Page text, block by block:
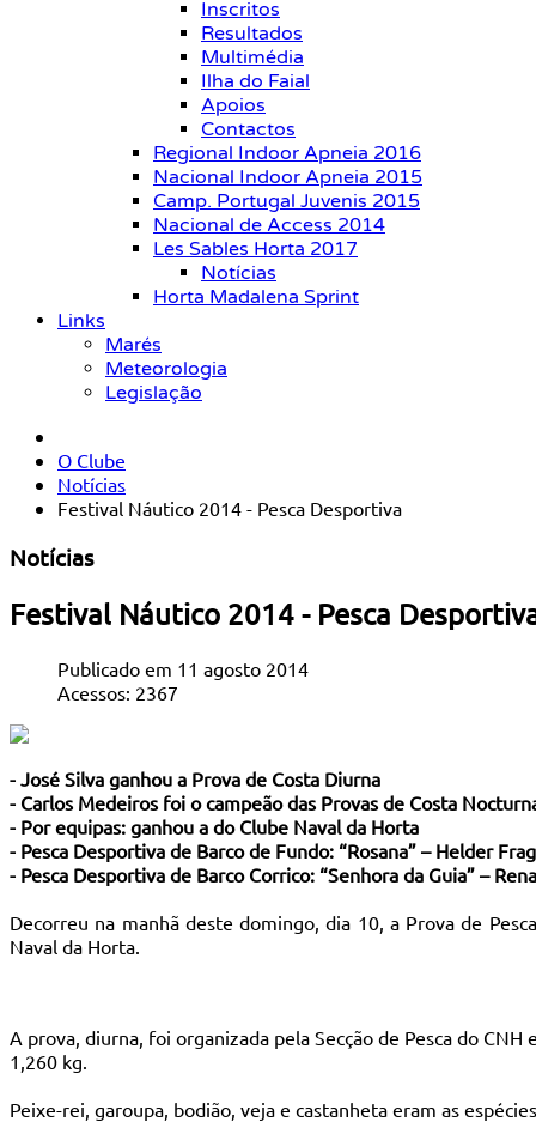
Inscritos
Resultados
Multimédia
Ilha do Faial
Apoios
Contactos
Regional Indoor Apneia 2016
Nacional Indoor Apneia 2015
Camp. Portugal Juvenis 2015
Nacional de Access 2014
Les Sables Horta 2017
Notícias
Horta Madalena Sprint
Links
Marés
Meteorologia
Legislação
O Clube
Notícias
Festival Náutico 2014 - Pesca Desportiva
Notícias
Festival Náutico 2014 - Pesca
Publicado em 11 agosto 2014
Acessos: 2367
- José Silva ganhou a Prova de Costa Diurna
- Carlos Medeiros foi o campeão das Provas de Costa
- Por equipas: ganhou a do Clube Naval da Horta
- Pesca Desportiva de Barco de Fundo: “Rosana” – Helder
- Pesca Desportiva de Barco Corrico: “Senhora da Guia” –
Decorreu na manhã deste domingo, dia 10, a Prova de
Naval da Horta.
A prova, diurna, foi organizada pela Secção de Pesca do
1,260 kg.
Peixe-rei, garoupa, bodião, veja e castanheta eram as